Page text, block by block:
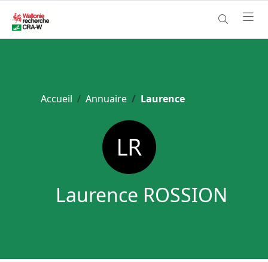
Accueil Annuaire Laurence
Laurence ROSSION